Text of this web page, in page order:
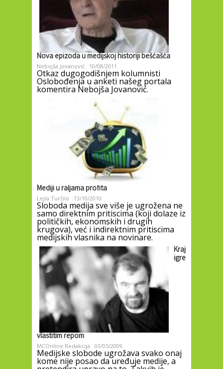
Nova epizoda u medijskoj historiji bešćašća
Nebojša Jovanović 10/08/2011
Otkaz dugogodišnjem kolumnisti
Oslobođenja u anketi našeg portala
komentira Nebojša Jovanović.
Mediji u raljama profita
Lejla Turčilo 13/10/2010
Sloboda medija sve više je ugrožena ne
samo direktnim pritiscima (koji dolaze iz
političkih, ekonomskih i drugih
krugova), već i indirektnim pritiscima
medijskih vlasnika na novinare.
Kraj
igre
vlastitim repom
MCOnline Redakcija 03/05/2009
Medijske slobode ugrožava svako onaj
kome nije posao da uređuje medije, a